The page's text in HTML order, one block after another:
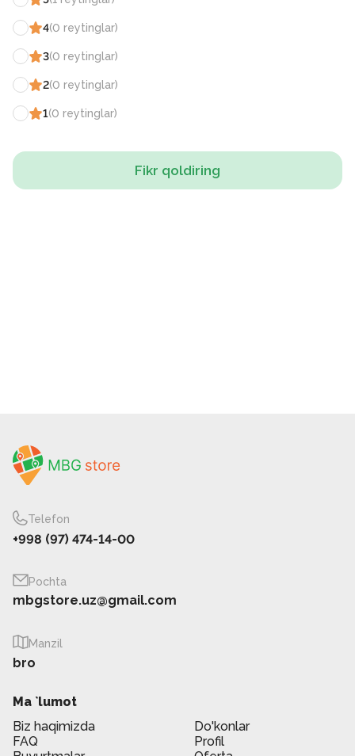
4(0 reytinglar)
3(0 reytinglar)
2(0 reytinglar)
1(0 reytinglar)
Fikr qoldiring
Telefon
+998 (97) 474-14-00
Pochta
mbgstore.uz@gmail.com
Manzil
bro
Ma `lumot
Biz haqimizda
Do'konlar
FAQ
Profil